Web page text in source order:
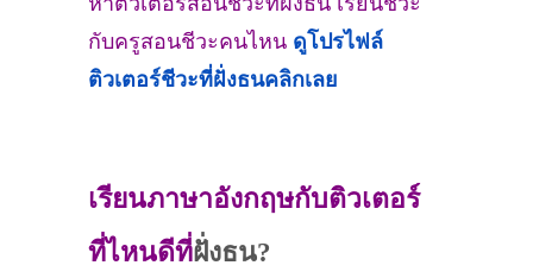
กับครูสอนชีวะคนไหน ดูโปรไฟล์
ติวเตอร์ชีวะที่ฝั่งธนคลิกเลย
เรียนภาษาอังกฤษกับติวเตอร์
ที่ไหนดีที่ฝั่งธน?